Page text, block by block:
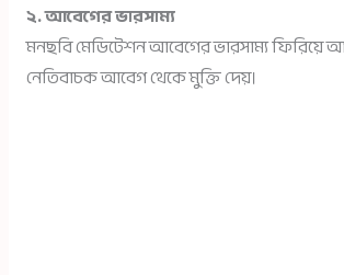
২. আবেগের ভারসাম্য
মনছবি মেডিটেশন আবেগের ভারসাম্য ফিরিয়ে
নেতিবাচক আবেগ থেকে মুক্তি দেয়।